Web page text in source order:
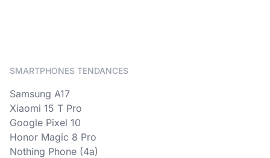
SMARTPHONES TENDANCES
Samsung A17
Xiaomi 15 T Pro
Google Pixel 10
Honor Magic 8 Pro
Nothing Phone (4a)